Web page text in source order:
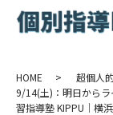
HOME
超個人
9/14(土)：明日から
習指導塾 KIPPU｜横